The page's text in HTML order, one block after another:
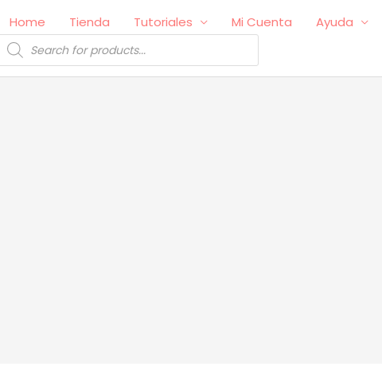
Home Tienda Tutoriales Mi Cuenta
Ayuda
de